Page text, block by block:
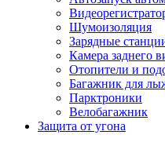
Шумоизоляция
Зарядные
Камера заднего
Отопители и
Багажник для
Парктроники
Велобагажник
Защита от угона